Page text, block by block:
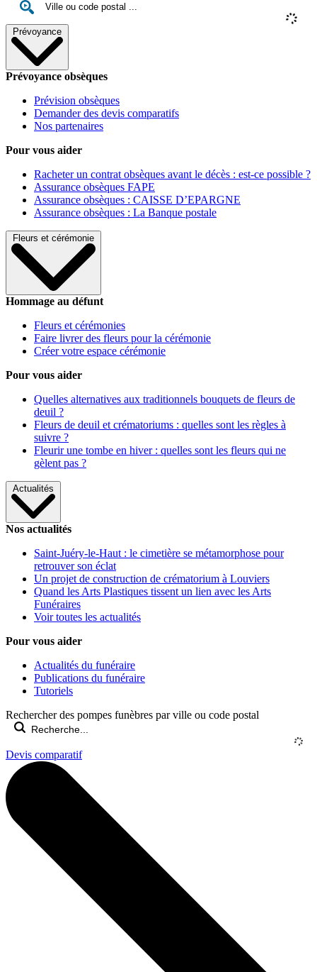
Prévoyance
Prévoyance obsèques
Prévision obsèques
Demander des devis comparatifs
Nos partenaires
Pour vous aider
Racheter un contrat obsèques avant le décès : est-ce possible ?
Assurance obsèques FAPE
Assurance obsèques : CAISSE D’EPARGNE
Assurance obsèques : La Banque postale
Fleurs et cérémonie
Hommage au défunt
Fleurs et cérémonies
Faire livrer des fleurs pour la cérémonie
Créer votre espace cérémonie
Pour vous aider
Quelles alternatives aux traditionnels bouquets de fleurs de
deuil ?
Fleurs de deuil et crématoriums : quelles sont les règles à
suivre ?
Fleurir une tombe en hiver : quelles sont les fleurs qui ne
gèlent pas ?
Actualités
Nos actualités
Saint-Juéry-le-Haut : le cimetière se métamorphose pour
retrouver son éclat
Un projet de construction de crématorium à Louviers
Quand les Arts Plastiques tissent un lien avec les Arts
Funéraires
Voir toutes les actualités
Pour vous aider
Actualités du funéraire
Publications du funéraire
Tutoriels
Rechercher des pompes funèbres par ville ou code postal
Devis comparatif